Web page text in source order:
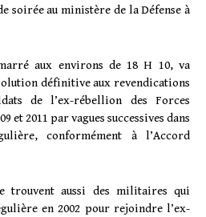
soirée au ministère de la Défense à
aux environs de 18 H 10, va
définitive aux revendications
de l’ex-rébellion des Forces
et 2011 par vagues successives dans
conformément à l’Accord
trouvent aussi des militaires qui
en 2002 pour rejoindre l’ex-